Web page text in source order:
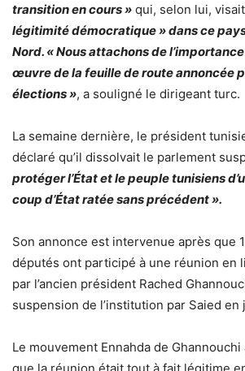
transition en cours » qui, selon lui,
légitimité démocratique » dans ce
Nord. « Nous attachons de
œuvre de la feuille de route annoncée
élections », a souligné le dirigeant turc.
La semaine dernière, le président
déclaré qu’il dissolvait le parlement
protéger l’État et le peuple tunisiens
coup d’État ratée sans précédent ».
Son annonce est intervenue après que
députés ont participé à une réunion en
par l’ancien président Rached
suspension de l’institution par Saied
Le mouvement Ennahda de